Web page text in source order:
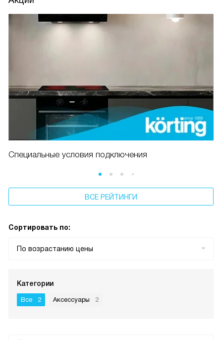
Специальные условия подключения
ВСЕ РЕЙТИНГИ
Сортировать по:
По возрастанию цены
Категории
Все 2 Аксессуары 2